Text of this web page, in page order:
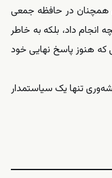
همچنان در حافظه جمعی
انجام داد، بلکه به خاطر
هنوز پاسخ نهایی خود
تنها یک سیاستمدار